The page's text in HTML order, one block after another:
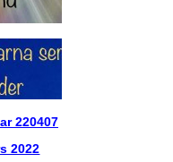
220407
2022